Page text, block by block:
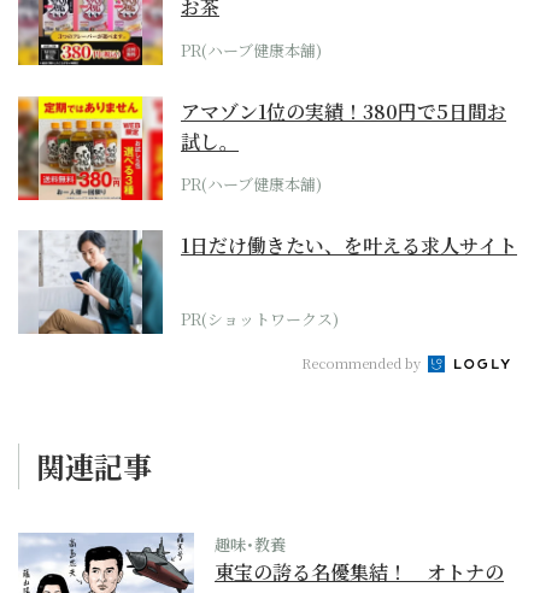
お茶
PR(ハーブ健康本舗)
アマゾン1位の実績！380円で5日間お
試し。
PR(ハーブ健康本舗)
1日だけ働きたい、を叶える求人サイト
PR(ショットワークス)
Recommended by
関連記事
趣味･教養
東宝の誇る名優集結！ オトナの